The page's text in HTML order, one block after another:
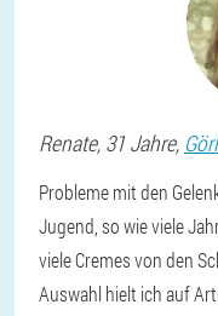
Renate, 31 Jahre,
Probleme mit den
Jugend, so wie viele
viele Cremes von den
Auswahl hielt ich auf